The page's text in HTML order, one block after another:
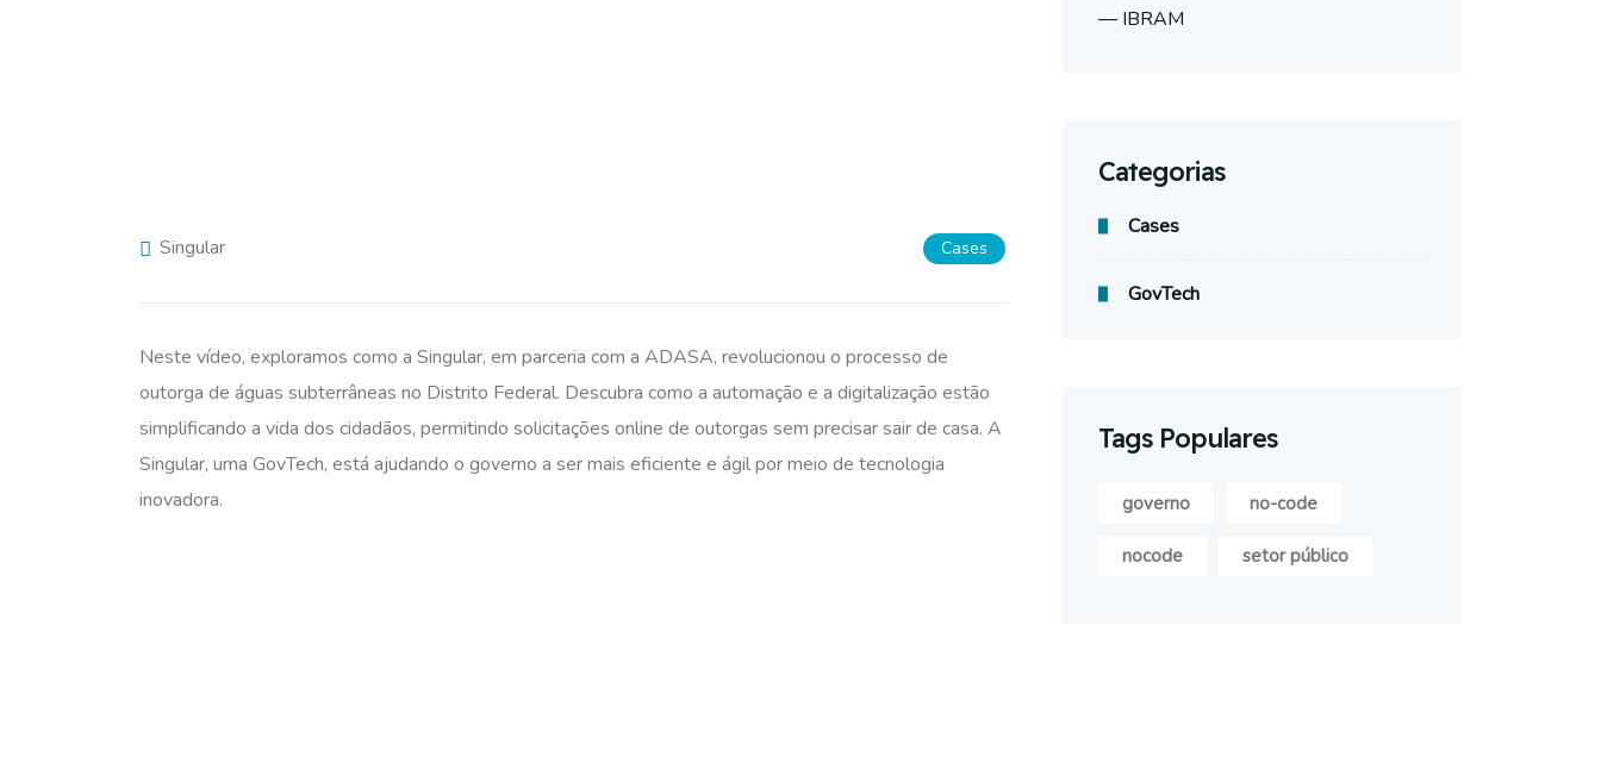
Singular Cases
Neste vídeo, exploramos como a Singular, em parceria com a ADASA, revolucionou o processo de
outorga de águas subterrâneas no Distrito Federal. Descubra como a automação e a digitalização estão
simplificando a vida dos cidadãos, permitindo solicitações online de outorgas sem precisar sair de casa. A
Singular, uma GovTech, está ajudando o governo a ser mais eficiente e ágil por meio de tecnologia
inovadora.
— IBRAM
Categorias
Cases
GovTech
Tags Populares
governo no-code
nocode setor público